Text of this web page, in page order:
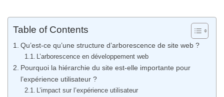
Table of Contents
Qu’est-ce qu’une structure d’arborescence de site web ?
L’arborescence en développement web
Pourquoi la hiérarchie du site est-elle importante pour
l’expérience utilisateur ?
L’impact sur l’expérience utilisateur